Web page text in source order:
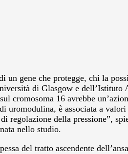
gene che protegge, chi la
di Glasgow e
cromosoma 16 avrebbe
uromodulina, è associata a
regolazione della pressione”,
nello studio.
del tratto ascendente